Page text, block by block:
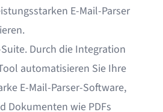
E-Mail-Parser
Durch die Integration
automatisieren Sie Ihre
E-Mail-Parser-Software,
Dokumenten wie PDFs